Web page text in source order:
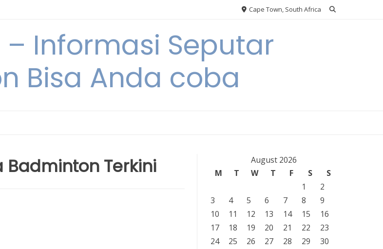
Cape Town, South Africa
– Informasi Seputar
Bisa Anda coba
Badminton Terkini
August 2026
M
T W T F S
S
1
2
3
4 5 6 7 8
9
10
11 12 13 14 15
16
17
18 19 20 21 22
23
24
25 26 27 28 29
30